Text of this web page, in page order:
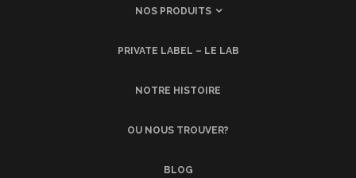
NOS PRODUITS
PRIVATE LABEL – LE LAB
NOTRE HISTOIRE
OU NOUS TROUVER?
BLOG